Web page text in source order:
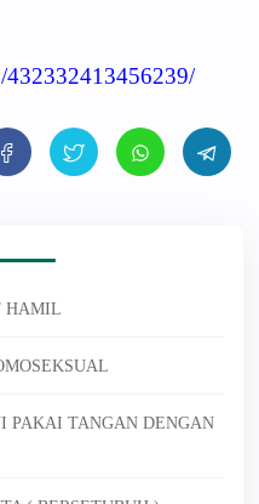
HAMIL
PAKAI TANGAN DENGAN